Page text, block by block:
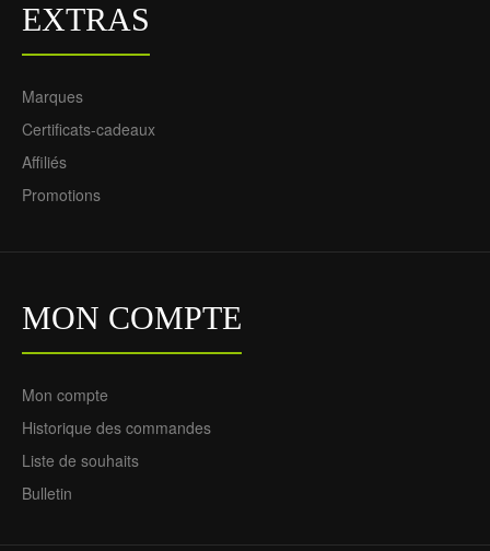
Norvège Extérieur Coupe
73.55€
EXTRAS
Marques
Certificats-cadeaux
Affiliés
Promotions
MON COMPTE
Mon compte
Historique des commandes
Liste de souhaits
Bulletin